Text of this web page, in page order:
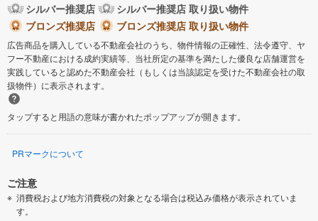
シルバー推奨店
シルバー推奨店 取り扱い物件
ブロンズ推奨店
ブロンズ推奨店 取り扱い物件
広告商品を購入している不動産会社のうち、物件情報の正確性、法令遵守、ヤ
フー不動産における成約実績等、当社所定の基準を満たした優良な店舗運営を
実践していると認めた不動産会社（もしくは当該認定を受けた不動産会社の取
扱物件）に表示されます。
タップすると用語の意味が書かれたポップアップが開きます。
PRマークについて
ご注意
消費税および地方消費税の対象となる場合は税込み価格が表示されていま
す。